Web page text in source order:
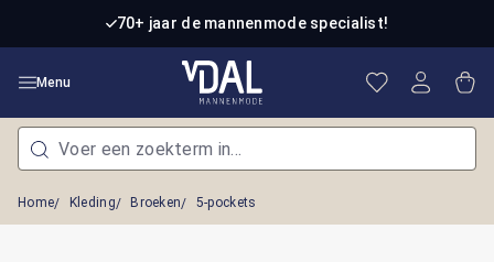
Ga naar de hoofdinhoud70+ jaar de mannenmode specialist!
Menu Je hebt 0
Home Kleding Broeken 5-pockets